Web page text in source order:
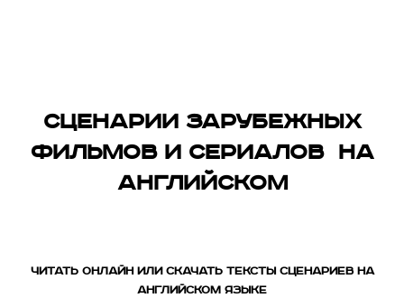
Сценарии зарубежных
фильмов и сериалов на
английском
ЧИТАТЬ ОНЛАЙН ИЛИ СКАЧАТЬ ТЕКСТЫ СЦЕНАРИЕВ НА
АНГЛИЙСКОМ ЯЗЫКЕ